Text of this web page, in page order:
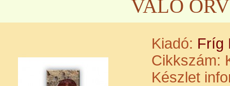
VALÓ
Kiadó: Fríg
Cikkszám:
Készlet